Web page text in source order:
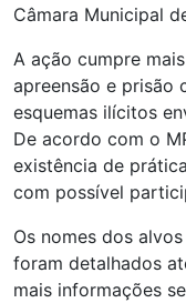
Câmara Municipal
A ação cumpre
apreensão e prisão
esquemas ilícitos
De acordo com o
existência de
com possível
Os nomes dos
foram detalhados
mais informações